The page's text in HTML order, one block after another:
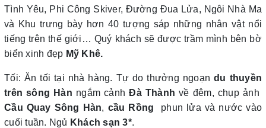
Tình Yêu, Phi Công Skiver, Đường Đua Lửa, Ngôi Nhà Ma
và Khu trưng bày hơn 40 tượng sáp những nhân vật nổi
tiếng trên thế giới… Quý khách sẽ được trầm mình bên bờ
biển xinh đẹp Mỹ Khê.
Tối: Ăn tối tại nhà hàng. Tự do thưởng ngoạndu thuyền
trên sông Hàn ngắm cảnhĐà Thành về đêm, chụp ảnh
Cầu Quay Sông Hàn, cầu Rồng
phun lửa và nước vào
cuối tuần. Ngủ Khách sạn 3*.